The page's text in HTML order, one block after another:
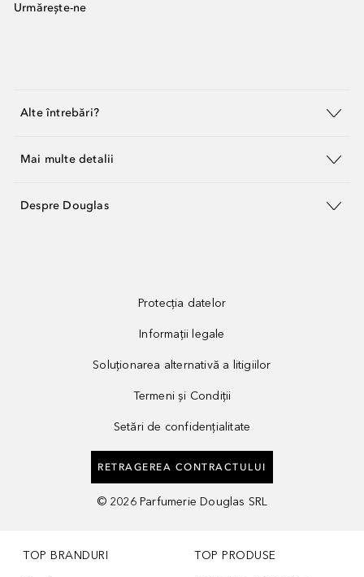
Urmărește-ne
Alte întrebări?
Mai multe detalii
Despre Douglas
Protecția datelor
Informații legale
Soluționarea alternativă a litigiilor
Termeni și Condiții
Setări de confidențialitate
RETRAGEREA CONTRACTULUI
© 2026 Parfumerie Douglas SRL
TOP BRANDURI TOP PRODUSE